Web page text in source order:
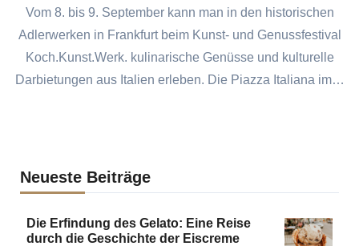
Vom 8. bis 9. September kann man in den historischen
Adlerwerken in Frankfurt beim Kunst- und Genussfestival
Koch.Kunst.Werk. kulinarische Genüsse und kulturelle
Darbietungen aus Italien erleben. Die Piazza Italiana im…
Neueste Beiträge
Die Erfindung des Gelato: Eine Reise
durch die Geschichte der Eiscreme